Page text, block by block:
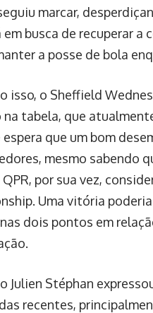
marcar,
em busca de recuperar a
a posse de bola
isso, o Sheffield
tabela, que
espera que um bom
mesmo sabendo
por sua vez,
Uma vitória
dois pontos em
Julien Stéphan
recentes,